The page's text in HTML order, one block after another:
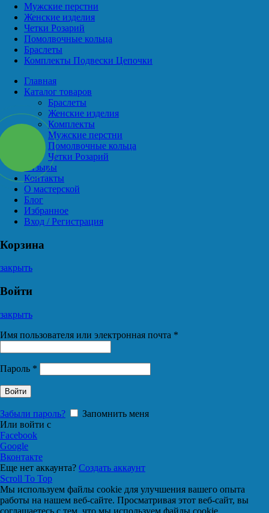
Мужские перстни
Женские изделия
Четки Розарий
Помолвочные кольца
Браслеты
Комплекты Подвески Цепочки
Главная
Каталог товаров
Браслеты
Женские изделия
Комплекты
Мужские перстни
Помолвочные кольца
Четки Розарий
Отзывы
Контакты
О мастерской
Блог
Избранное
Вход / Регистрация
Корзина
закрыть
Войти
закрыть
Имя пользователя или электронная почта *
Пароль *
Войти
Забыли пароль?
Запомнить меня
Или войти с
Facebook
Google
Вконтакте
Еще нет аккаунта? Создать аккаунт
Scroll To Top
Мы используем файлы cookie для улучшения вашего опыта
работы на нашем веб-сайте. Просматривая этот веб-сайт, вы
соглашаетесь с тем, что мы используем файлы cookie.